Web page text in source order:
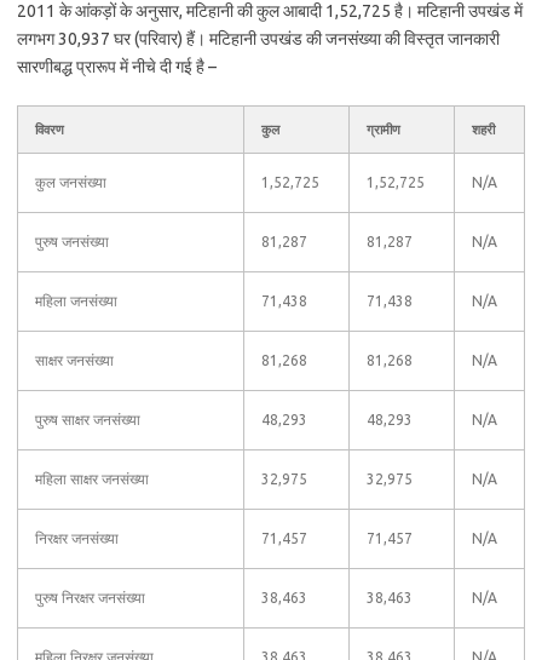
2011 के आंकड़ों के अनुसार, मटिहानी की कुल आबादी 1,52,725 है। मटिहानी उपखंड में
लगभग 30,937 घर (परिवार) हैं। मटिहानी उपखंड की जनसंख्या की विस्तृत जानकारी
सारणीबद्ध प्रारूप में नीचे दी गई है –
विवरण कुल ग्रामीण शहरी
कुल जनसंख्या 1,52,725 1,52,725 N/A
पुरुष जनसंख्या 81,287 81,287 N/A
महिला जनसंख्या 71,438 71,438 N/A
साक्षर जनसंख्या 81,268 81,268 N/A
पुरुष साक्षर जनसंख्या 48,293 48,293 N/A
महिला साक्षर जनसंख्या 32,975 32,975 N/A
निरक्षर जनसंख्या 71,457 71,457 N/A
पुरुष निरक्षर जनसंख्या 38,463 38,463 N/A